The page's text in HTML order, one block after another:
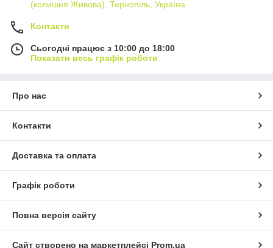
(колишня Живова), Тернопіль, Україна
Контакти
Сьогодні працює з 10:00 до 18:00
Показати весь графік роботи
Про нас
Контакти
Доставка та оплата
Графік роботи
Повна версія сайту
Сайт створено на маркетплейсі Prom.ua